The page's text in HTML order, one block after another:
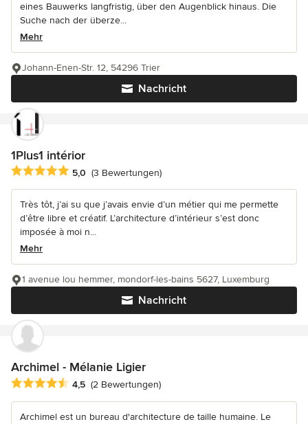
eines Bauwerks langfristig, über den Augenblick hinaus. Die
Suche nach der überze...
Mehr
Nachricht
Johann-Enen-Str. 12, 54296 Trier
1Plus1 intérior
Durchschnittliche Bewertung: 5 von 5 Sternen
5,0 (3 Bewertungen)
Très tôt, j’ai su que j’avais envie d’un métier qui me permette
d’être libre et créatif. L’architecture d’intérieur s’est donc
imposée à moi n...
Mehr
Nachricht
1 avenue lou hemmer, mondorf-les-bains 5627, Luxemburg
Archimel - Mélanie Ligier
Durchschnittliche Bewertung: 4.5 von 5 Sternen
4,5 (2 Bewertungen)
Archimel est un bureau d'architecture de taille humaine. Le